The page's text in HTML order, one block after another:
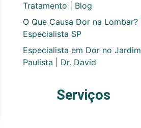
Tratamento | Blog
O Que Causa Dor na Lombar? |
Especialista SP
Especialista em Dor no Jardim
Paulista | Dr. David
Serviços